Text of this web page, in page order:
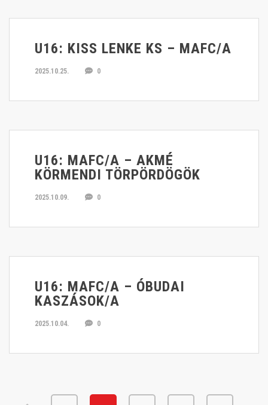
U16: KISS LENKE KS – MAFC/A
2025.10.25. 0
U16: MAFC/A – AKMÉ
KÖRMENDI TÖRPÖRDÖGÖK
2025.10.09. 0
U16: MAFC/A – ÓBUDAI
KASZÁSOK/A
2025.10.04. 0